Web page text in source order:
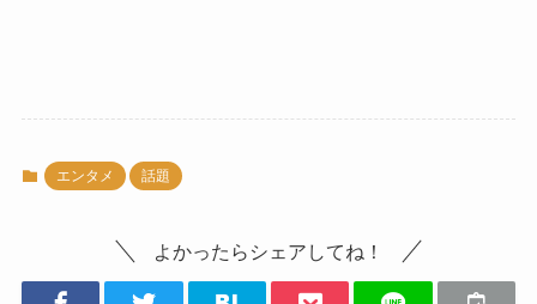
エンタメ 話題
よかったらシェアしてね！